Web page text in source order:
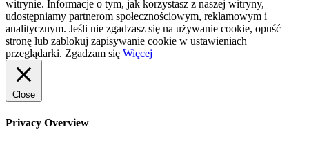
witrynie. Informacje o tym, jak korzystasz z naszej witryny,
udostępniamy partnerom społecznościowym, reklamowym i
analitycznym. Jeśli nie zgadzasz się na używanie cookie, opuść
stronę lub zablokuj zapisywanie cookie w ustawieniach
przeglądarki. Zgadzam się Więcej
Close
Privacy Overview